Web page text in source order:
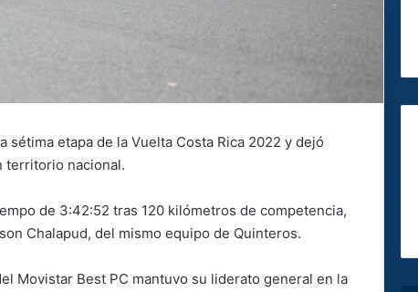
etapa de la Vuelta Costa Rica 2022 y dejó
territorio nacional.
de 3:42:52 tras 120 kilómetros de competencia,
Chalapud, del mismo equipo de Quinteros.
Movistar Best PC mantuvo su liderato general en la